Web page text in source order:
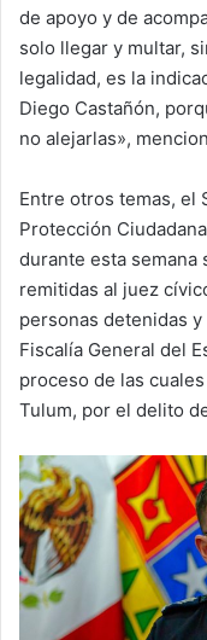
de apoyo y de
solo llegar y multar,
legalidad, es la
Diego Castañón,
no alejarlas»,
Entre otros temas, el
Protección
durante esta
remitidas al juez
personas detenidas
Fiscalía General del
proceso de las
Tulum, por el delito